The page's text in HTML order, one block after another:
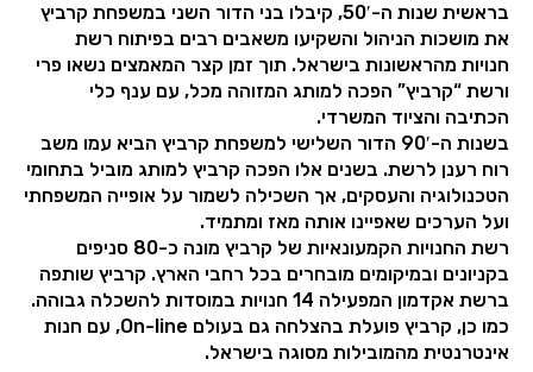
בראשית שנות ה-50′, קיבלו בני הדור השני במשפחת קרביץ
את מושכות הניהול והשקיעו משאבים רבים בפיתוח רשת
חנויות מהראשונות בישראל. תוך זמן קצר המאמצים נשאו פרי
ורשת “קרביץ” הפכה למותג המזוהה מכל, עם ענף כלי
הכתיבה והציוד המשרדי.
בשנות ה-90′ הדור השלישי למשפחת קרביץ הביא עמו משב
רוח רענן לרשת. בשנים אלו הפכה קרביץ למותג מוביל בתחומי
הטכנולוגיה והעסקים, אך השכילה לשמור על אופייה המשפחתי
ועל הערכים שאפיינו אותה מאז ומתמיד.
רשת החנויות הקמעונאיות של קרביץ מונה כ-80 סניפים
בקניונים ובמיקומים מובחרים בכל רחבי הארץ. קרביץ שותפה
ברשת אקדמון המפעילה 14 חנויות במוסדות להשכלה גבוהה.
כמו כן, קרביץ פועלת בהצלחה גם בעולם On-line, עם חנות
אינטרנטית מהמובילות מסוגה בישראל.